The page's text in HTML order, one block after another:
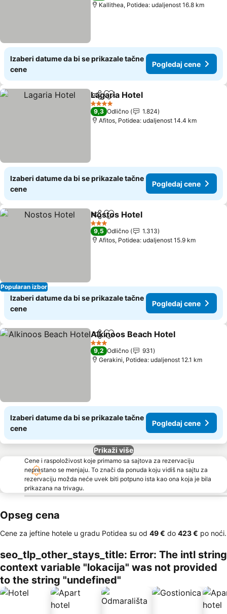
Kallithea, Potidea: udaljenost 16.8 km
Izaberi datume da bi se prikazale tačne
cene
Pogledaj cene
Deli Dodati u favorite
Lagaria Hotel
4 Zvezdice
9,3 Odlično
1.824
Afitos, Potidea: udaljenost 14.4 km
Izaberi datume da bi se prikazale tačne
cene
Pogledaj cene
Popularan izbor
Deli Dodati u favorite
Nostos Hotel
3 Zvezdice
9,5 Odlično
1.313
Afitos, Potidea: udaljenost 15.9 km
Izaberi datume da bi se prikazale tačne
cene
Pogledaj cene
Deli Dodati u favorite
Alkinoos Beach Hotel
3 Zvezdice
9,2 Odlično
931
Gerakini, Potidea: udaljenost 12.1 km
Izaberi datume da bi se prikazale tačne
cene
Pogledaj cene
Prikaži više
Cene i raspoloživost koje primamo sa sajtova za rezervaciju
neprestano se menjaju. To znači da ponuda koju vidiš na sajtu za
rezervaciju možda neće uvek biti potpuno ista kao ona koja je bila
prikazana na trivagu.
Opseg cena
Cene za jeftine hotele u gradu Potidea su od ‎49 € do ‎423 € po noći.
seo_tlp_other_stays_title: Error: The intl string
context variable "lokacija" was not provided
to the string "undefined"